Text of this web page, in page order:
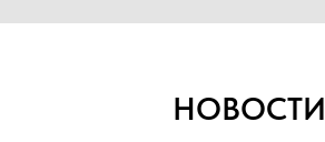
НОВОСТИ